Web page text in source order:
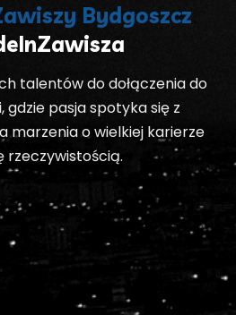
Bydgoszcz
talentów do dołączenia do
gdzie pasja spotyka się z
marzenia o wielkiej karierze
rzeczywistością.